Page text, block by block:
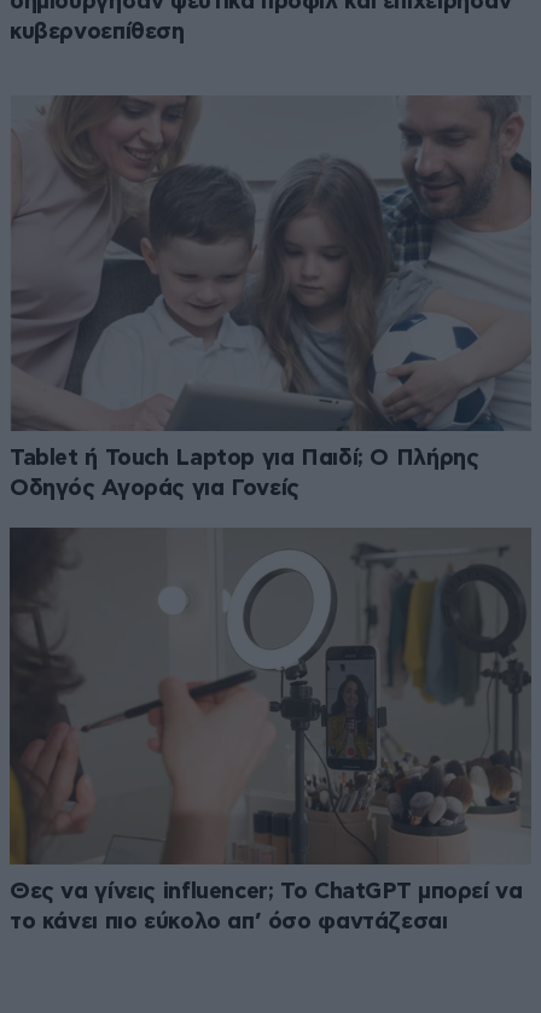
κυβερνοεπίθεση
Tablet ή Touch Laptop για Παιδί; Ο Πλήρης
Οδηγός Αγοράς για Γονείς
Θες να γίνεις influencer; Το ChatGPT μπορεί να
το κάνει πιο εύκολο απ’ όσο φαντάζεσαι